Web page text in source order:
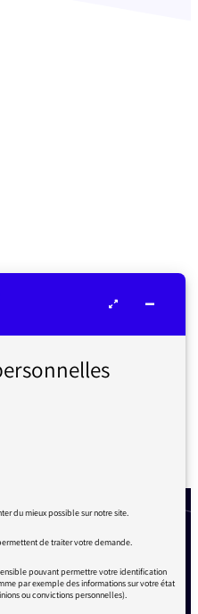
du mieux possible sur notre site.
de traiter votre demande.
pouvant permettre votre identification
par exemple des informations sur votre état
ou convictions personnelles).